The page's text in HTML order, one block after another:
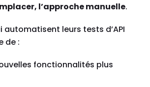
l’approche manuelle.
automatisent leurs tests d’API
de :
fonctionnalités plus